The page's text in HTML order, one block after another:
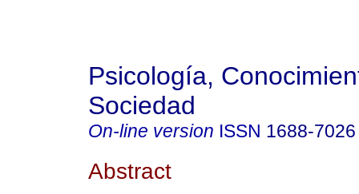
Psicología,
Sociedad
On-line version ISSN 1688-7026
Abstract